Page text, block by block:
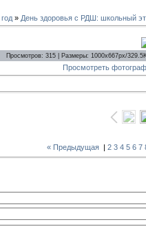
» День здоровья с РДШ: школьный
Просмотров: 315 | Размеры: 1000x667px/
Просмотреть
« Предыдущая | 2 3 4 5 6 7